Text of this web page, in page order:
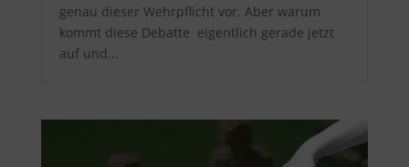
genau dieser Wehrpflicht vor. Aber warum
kommt diese Debatte eigentlich gerade jetzt
auf und...